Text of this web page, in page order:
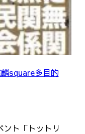
square多目的
ント「トットリ